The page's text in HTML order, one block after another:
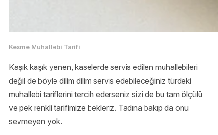
Kesme Muhallebi Tarifi
Kaşık kaşık yenen, kaselerde servis edilen muhallebileri
değil de böyle dilim dilim servis edebileceğiniz türdeki
muhallebi tariflerini tercih ederseniz sizi de bu tam ölçülü
ve pek renkli tarifimize bekleriz. Tadına bakıp da onu
sevmeyen yok.